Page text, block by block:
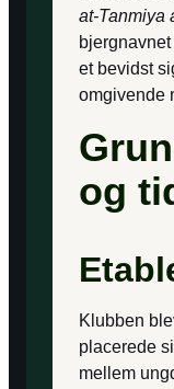
at-Tanmiya
et bevidst
omgivende
og
Klubben
placerede
mellem